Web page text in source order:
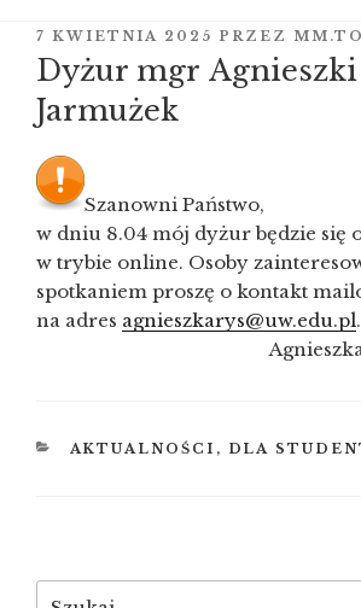
OPUBLIKOWANE
W
7 KWIETNIA 2025 PRZEZ
Dyżur mgr Agnieszki
Jarmużek
Szanowni Państwo,
w dniu 8.04 mój dyżur będzie się
w trybie online. Osoby
spotkaniem proszę o kontakt
na adres agnieszkarys@uw.edu.pl.
KATEGORIE
AKTUALNOŚCI , DLA
Szukaj: